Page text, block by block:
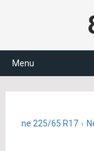
Menu
225/65 R17